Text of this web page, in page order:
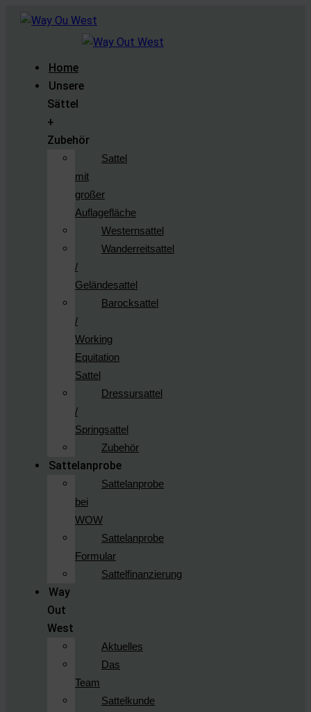
Home
Unsere
Sättel
+
Zubehör
Sattel
mit
großer
Auflagefläche
Westernsattel
Wanderreitsattel
/
Geländesattel
Barocksattel
/
Working
Equitation
Sattel
Dressursattel
/
Springsattel
Zubehör
Sattelanprobe
Sattelanprobe
bei
WOW
Sattelanprobe
Formular
Sattelfinanzierung
Way
Out
West
Aktuelles
Das
Team
Sattelkunde